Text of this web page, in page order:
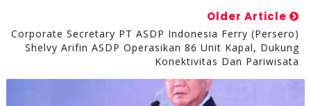
Older Article
Corporate Secretary PT ASDP Indonesia Ferry (Persero)
Shelvy Arifin ASDP Operasikan 86 Unit Kapal, Dukung
Konektivitas Dan Pariwisata